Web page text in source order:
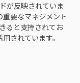
が反映されていま
要なマネジメント
ると支持されてお
されています。